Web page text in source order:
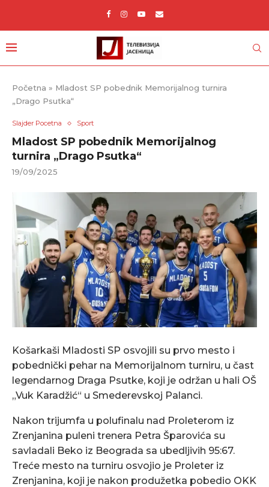
Početna » Mladost SP pobednik Memorijalnog turnira
„Dragо Psutkа“
Slajder Pocetna Sport
Mladost SP pobednik Memorijalnog
turnira „Dragо Psutkа“
19/09/2025
Košarkaši Mladosti SP osvojili su prvo mesto i
pobednički pehar na Memorijalnom turniru, u čast
legendarnog Draga Psutke, koji je održan u hali OŠ
„Vuk Karadžić“ u Smederevskoj Palanci.
Nakon trijumfa u polufinalu nad Proleterom iz
Zrenjanina puleni trenera Petra Šparovića su
savladali Beko iz Beograda sa ubedljivih 95:67.
Treće mesto na turniru osvojio je Proleter iz
Zrenjanina, koji je nakon produžetka pobedio OKK